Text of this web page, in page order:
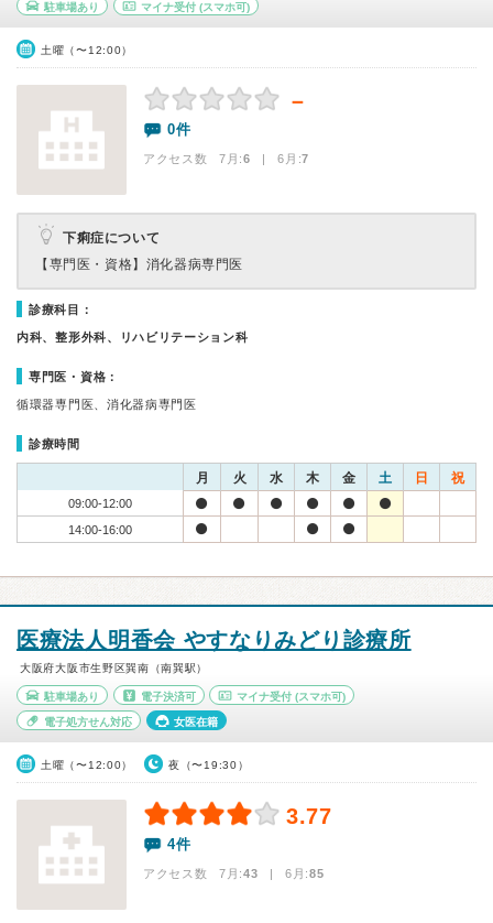
駐車場あり マイナ受付(スマホ可)
土曜（〜12:00）
－
0件
アクセス数 7月:6 | 6月:7
下痢症について
【専門医・資格】 消化器病専門医
診療科目：
内科、整形外科、リハビリテーション科
専門医・資格：
循環器専門医、消化器病専門医
診療時間
月 火 水 木 金 土 日 祝
09:00-12:00
14:00-16:00
医療法人明香会 やすなりみどり診療所
大阪府大阪市生野区巽南（南巽駅）
駐車場あり 電子決済可 マイナ受付 (スマホ可)
電子処方せん対応 女医在籍
土曜（〜12:00） 夜（〜19:30）
3.77
4件
アクセス数 7月:43 | 6月:85